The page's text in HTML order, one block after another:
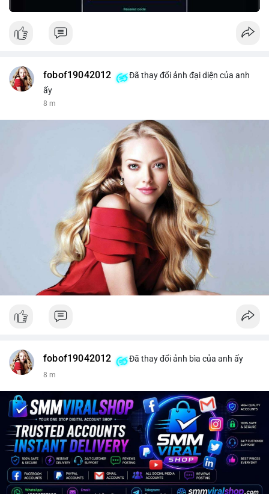
fobof19042012
Đã thay đổi ảnh đại diện của anh
ấy
8 m
fobof19042012 Đã thay đổi ảnh bìa của anh ấy
8 m